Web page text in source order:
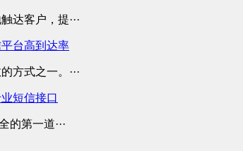
达客户，提···
台高到达率
方式之一。···
短信接口
第一道···